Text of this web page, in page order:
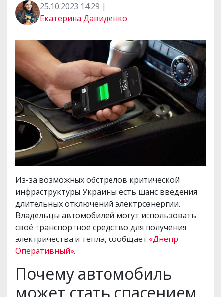
25.10.2023 14:29 |
Екатерина Давиденко
Из-за возможных обстрелов критической
инфраструктуры Украины есть шанс введения
длительных отключений электроэнергии.
Владельцы автомобилей могут использовать
своё транспортное средство для получения
электричества и тепла, сообщает «Днепр
Оперативный».
Почему автомобиль
может стать спасением